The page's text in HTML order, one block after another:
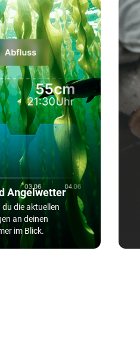
Angelwetter
die aktuellen
an deinen
im Blick.